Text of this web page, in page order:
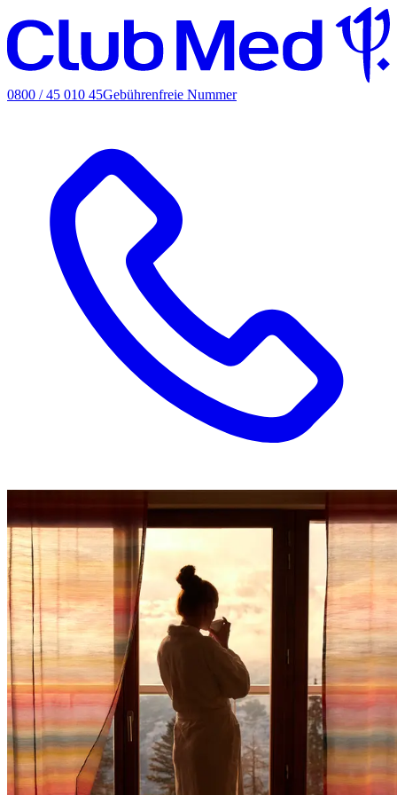
0800 / 45 010 45Gebührenfreie Nummer